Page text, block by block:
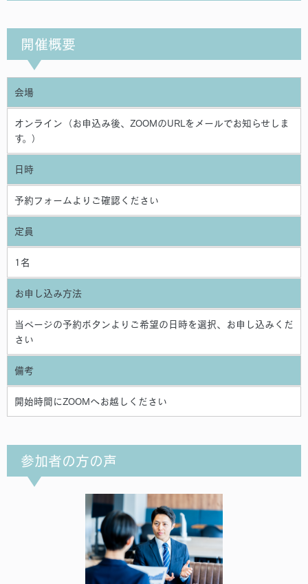
開催概要
会場
オンライン（お申込み後、ZOOMのURLをメールでお知らせしま
す。）
日時
予約フォームよりご確認ください
定員
1名
お申し込み方法
当ページの予約ボタンよりご希望の日時を選択、お申し込みくだ
さい
備考
開始時間にZOOMへお越しください
参加者の方の声